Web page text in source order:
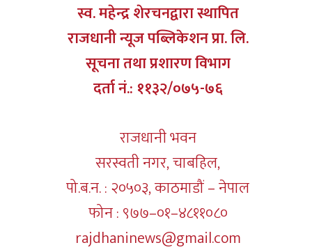
स्व. महेन्द्र शेरचनद्वारा स्थापित
राजधानी न्यूज पब्लिकेशन प्रा. लि.
सूचना तथा प्रशारण विभाग
दर्ता नं.: ११३२/०७५-७६
राजधानी भवन
सरस्वती नगर, चाबहिल,
पो.ब.न. : २०५०३, काठमाडौं – नेपाल
फोन : ९७७–०१–४८११०८०
rajdhaninews@gmail.com